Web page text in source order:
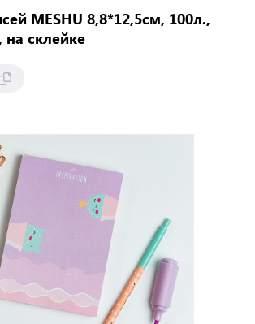
MESHU 8,8*12,5см, 100л.,
склейке